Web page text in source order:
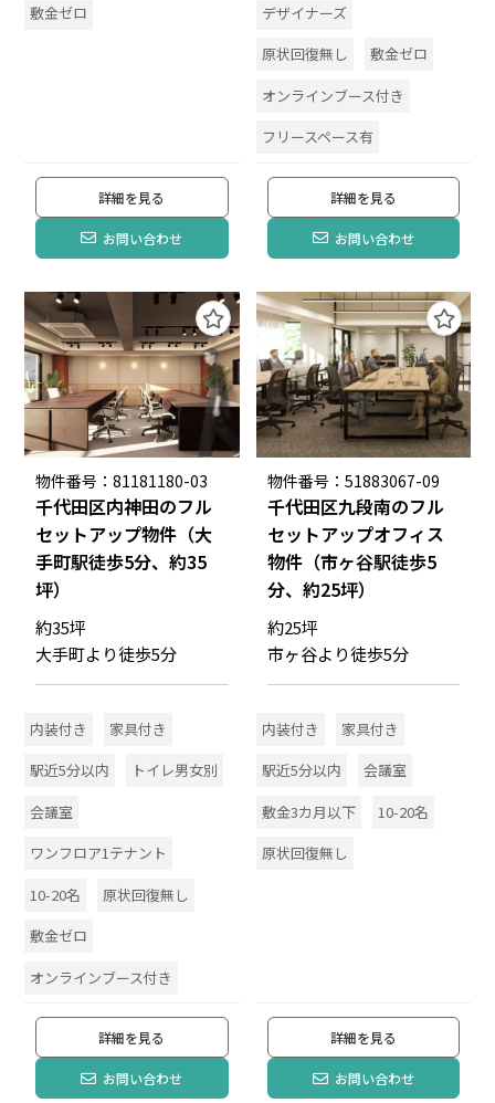
敷金ゼロ
詳細を見る
お問い合わせ
デザイナーズ
原状回復無し
敷金ゼロ
オンラインブース付き
フリースペース有
詳細を見る
お問い合わせ
物件番号：81181180-03
千代田区内神田のフル
セットアップ物件（大
手町駅徒歩5分、約35
坪）
約35坪
大手町より徒歩5分
内装付き
家具付き
駅近5分以内
トイレ男女別
会議室
ワンフロア1テナント
10-20名
原状回復無し
敷金ゼロ
オンラインブース付き
詳細を見る
お問い合わせ
物件番号：51883067-09
千代田区九段南のフル
セットアップオフィス
物件（市ヶ谷駅徒歩5
分、約25坪）
約25坪
市ヶ谷より徒歩5分
内装付き
家具付き
駅近5分以内
会議室
敷金3カ月以下
10-20名
原状回復無し
詳細を見る
お問い合わせ